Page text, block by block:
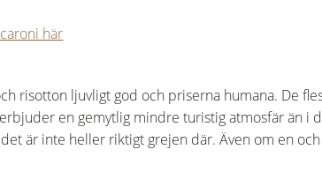
här
risotton ljuvligt god och priserna humana. De
en gemytlig mindre turistig atmosfär än i
är inte heller riktigt grejen där. Även om en